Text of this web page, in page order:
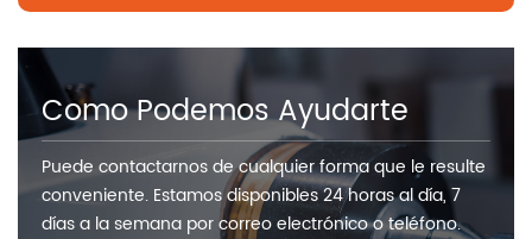
Como Podemos Ayudarte
Puede contactarnos de cualquier forma que le resulte
conveniente. Estamos disponibles 24 horas al día, 7
días a la semana por correo electrónico o teléfono.